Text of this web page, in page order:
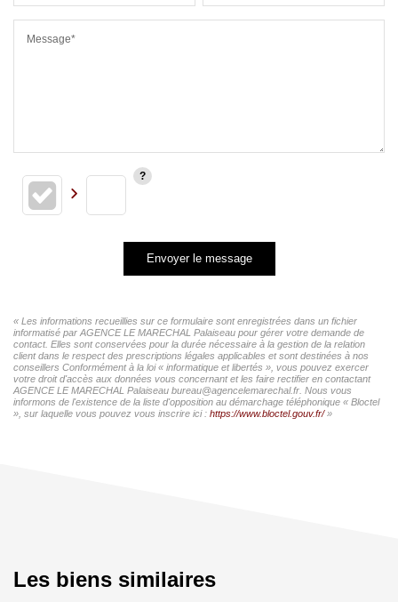
Message*
Envoyer le message
« Les informations recueillies sur ce formulaire sont enregistrées dans un fichier
informatisé par AGENCE LE MARECHAL Palaiseau pour gérer votre demande de
contact. Elles sont conservées pour la durée nécessaire à la gestion de la relation
client dans le respect des prescriptions légales applicables et sont destinées à nos
conseillers Conformément à la loi « informatique et libertés », vous pouvez exercer
votre droit d'accès aux données vous concernant et les faire rectifier en contactant
AGENCE LE MARECHAL Palaiseau bureau@agencelemarechal.fr. Nous vous
informons de l'existence de la liste d'opposition au démarchage téléphonique « Bloctel
», sur laquelle vous pouvez vous inscrire ici : https://www.bloctel.gouv.fr/»
Les biens similaires